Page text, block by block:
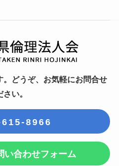
。どうぞ、お気軽にお問合せ
さい。
8966
い合わせフォーム